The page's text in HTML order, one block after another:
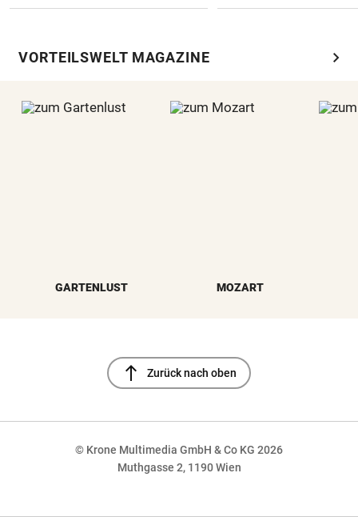
VORTEILSWELT MAGAZINE chevron_right
GARTENLUST MOZART
north Zurück nach oben
© Krone Multimedia GmbH & Co KG 2026
Muthgasse 2, 1190 Wien